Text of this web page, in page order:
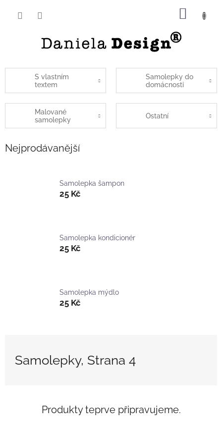
S vlastním
textem
Samolepky do
domácnosti
Malované
samolepky
Ostatní
Nejprodávanější
Samolepka šampon
25 Kč
Samolepka kondicionér
25 Kč
Samolepka mýdlo
25 Kč
Samolepky, Strana 4
Produkty teprve připravujeme.